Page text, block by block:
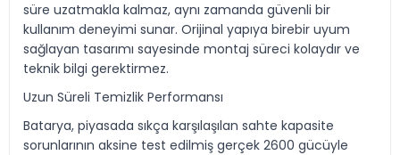
süre uzatmakla kalmaz, aynı zamanda güvenli bir
kullanım deneyimi sunar. Orijinal yapıya birebir uyum
sağlayan tasarımı sayesinde montaj süreci kolaydır ve
teknik bilgi gerektirmez.
Uzun Süreli Temizlik Performansı
Batarya, piyasada sıkça karşılaşılan sahte kapasite
sorunlarının aksine test edilmiş gerçek 2600 gücüyle